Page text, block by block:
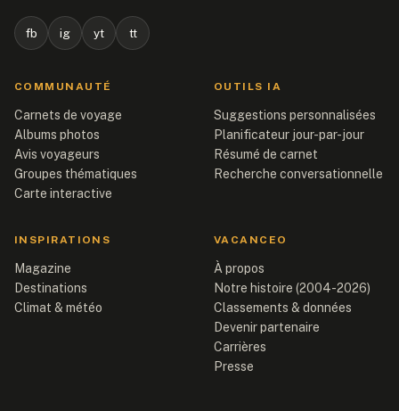
fb ig yt tt
COMMUNAUTÉ
Carnets de voyage
Albums photos
Avis voyageurs
Groupes thématiques
Carte interactive
OUTILS IA
Suggestions personnalisées
Planificateur jour-par-jour
Résumé de carnet
Recherche conversationnelle
INSPIRATIONS
Magazine
Destinations
Climat & météo
VACANCEO
À propos
Notre histoire (2004-2026)
Classements & données
Devenir partenaire
Carrières
Presse